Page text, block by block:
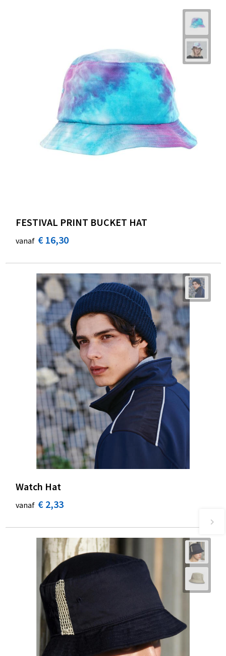
FESTIVAL PRINT BUCKET HAT
vanaf € 16,30
Watch Hat
vanaf € 2,33